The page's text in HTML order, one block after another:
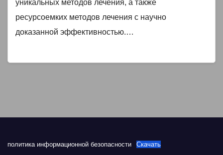
уникальных методов лечения, а также
ресурсоемких методов лечения с научно
доказанной эффективностью.…
политика информационной безопасности Скачать